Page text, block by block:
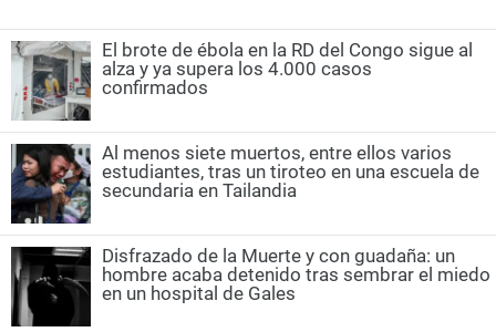
El brote de ébola en la RD del Congo sigue al
alza y ya supera los 4.000 casos
confirmados
Al menos siete muertos, entre ellos varios
estudiantes, tras un tiroteo en una escuela de
secundaria en Tailandia
Disfrazado de la Muerte y con guadaña: un
hombre acaba detenido tras sembrar el miedo
en un hospital de Gales